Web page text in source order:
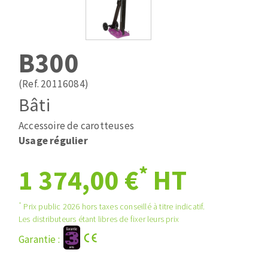
Fraises carbure
Fers et plaquettes
Lames de scie à ruban
ABRASIFS APPLIQUÉS
Disques auto-agrippant
Patins
Bandes abrasives
Feuilles 230 x 280 mm
Cales à poncer et patins
Eponges abrasive
DISQUES ABRASIFS
TRAITEMENT DE SURFACE
Disques à lamelles
B300
(Ref. 20116084)
Bâti
Accessoire de carotteuses
Usage régulier
1 374,00 €* HT
* Prix public 2026 hors taxes conseillé à titre indicatif.
Les distributeurs étant libres de fixer leurs prix
Garantie :